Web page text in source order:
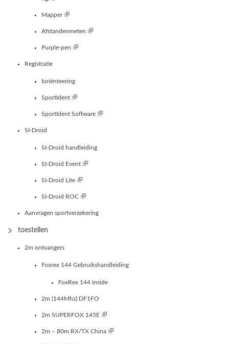
Mapper
Afstandenmeten
Purple-pen
Registratie
Ioriënteering
SportIdent
SportIdent Software
SI-Droid
SI-Droid handleiding
SI-Droid Event
SI-Droid Lite
SI-Droid ROC
Aanvragen sportverzekering
toestellen
2m ontvangers
Foxrex 144 Gebruikshandleiding
FoxRex 144 Inside
2m (144Mhz) DF1FO
2m SUPERFOX 145E
2m – 80m RX/TX China